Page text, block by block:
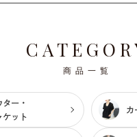
商品一覧
ター・
ケット
カ